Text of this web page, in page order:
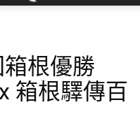
根優勝
箱根驛傳百